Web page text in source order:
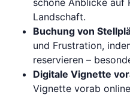
schöne Anblicke auf
Landschaft.
Buchung von
und Frustration,
reservieren –
Digitale Vignette
Vignette vorab